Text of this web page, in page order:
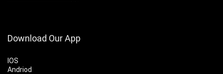
Download Our App
IOS
Andriod